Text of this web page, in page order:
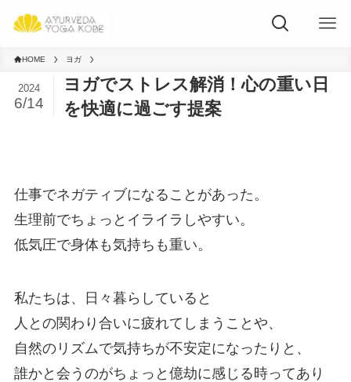
HOME ヨガ
ヨガでストレス解消！心の重い日
を快適に過ごす提案
2024
6/14
仕事でネガティブになることがあった。
生理前でちょっとイライラしやすい。
低気圧で身体も気持ちも重い。
私たちは、日々暮らしていると
人との関わり合いに疲れてしまうことや、
自然のリズムで気持ちが不安定になったりと、
誰かと会うのがちょっと億劫に感じる時ってあり